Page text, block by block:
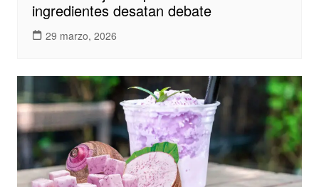
ingredientes desatan debate
29 marzo, 2026